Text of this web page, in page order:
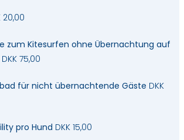
20,00
zum Kitesurfen ohne Übernachtung auf
DKK 75,00
für nicht übernachtende Gäste DKK
pro Hund DKK 15,00